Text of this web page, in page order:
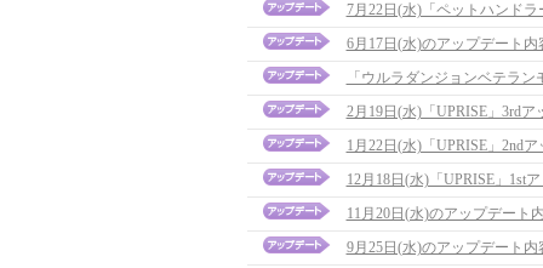
7月22日(水)「ペットハンド
6月17日(水)のアップデート内
「ウルラダンジョンベテラン
2月19日(水)「UPRISE」3rd
1月22日(水)「UPRISE」2nd
12月18日(水)「UPRISE」1st
11月20日(水)のアップデート
9月25日(水)のアップデート内